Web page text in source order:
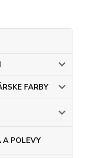
FARBY
A POLEVY